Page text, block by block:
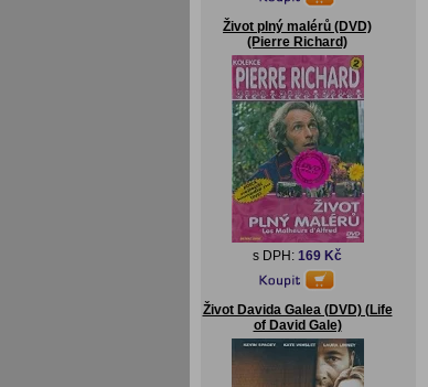
Život plný malérů (DVD)
(Pierre Richard)
s DPH: 169 Kč
Život Davida Galea (DVD) (Life
of David Gale)